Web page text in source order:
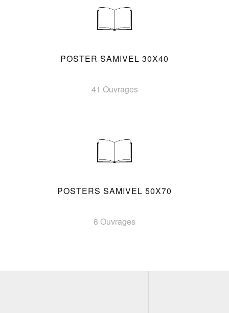
POSTER SAMIVEL 30X40
41 Ouvrages
POSTERS SAMIVEL 50X70
8 Ouvrages